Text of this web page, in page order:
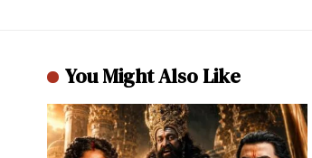
You Might Also Like